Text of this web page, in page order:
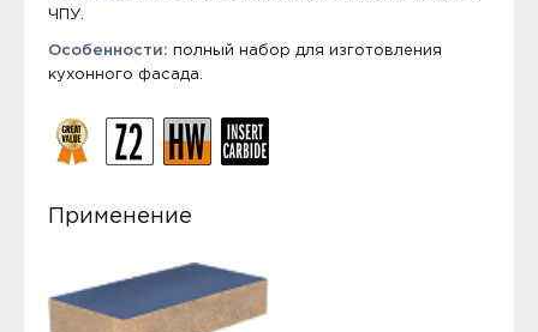
ЧПУ.
Особенности: полный набор для изготовления
кухонного фасада.
Применение